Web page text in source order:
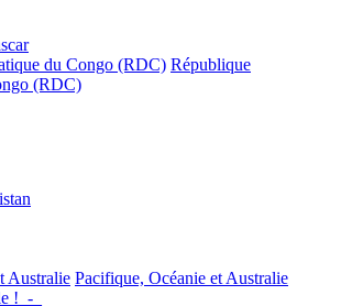
du Congo (RDC) République
(RDC)
Australie Pacifique, Océanie et Australie
!_-_